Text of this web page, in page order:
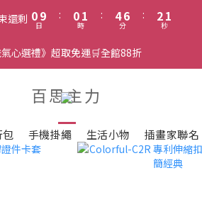
還剩 09
8
7
6
4
3
1
0
日
:
01
0
時
:
4
3
2
1
6
5
4
3
分
:
2
1
1
0
秒
心選禮》超取免運🛒全館88折
包 手機掛繩 生活小物 插畫家聯名
百思主力